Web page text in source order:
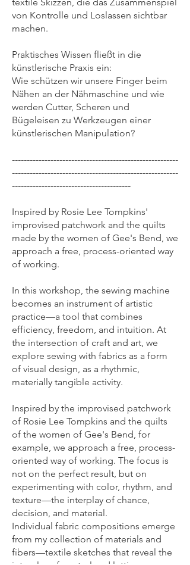
von Kontrolle und Loslassen sichtbar
machen.
Praktisches Wissen fließt in die
künstlerische Praxis ein:
Wie schützen wir unsere Finger beim
Nähen an der Nähmaschine und wie
werden Cutter, Scheren und
Bügeleisen zu Werkzeugen einer
künstlerischen Manipulation?
--------------------------------------------------------
--------------------------------------------------------
----------------------------------------
Inspired by Rosie Lee Tompkins'
improvised patchwork and the quilts
made by the women of Gee's Bend, we
approach a free, process-oriented way
of working.
In this workshop, the sewing machine
becomes an instrument of artistic
practice—a tool that combines
efficiency, freedom, and intuition. At
the intersection of craft and art, we
explore sewing with fabrics as a form
of visual design, as a rhythmic,
materially tangible activity.
Inspired by the improvised patchwork
of Rosie Lee Tompkins and the quilts
of the women of Gee's Bend, for
example, we approach a free, process-
oriented way of working. The focus is
not on the perfect result, but on
experimenting with color, rhythm, and
texture—the interplay of chance,
decision, and material.
Individual fabric compositions emerge
from my collection of materials and
fibers—textile sketches that reveal the